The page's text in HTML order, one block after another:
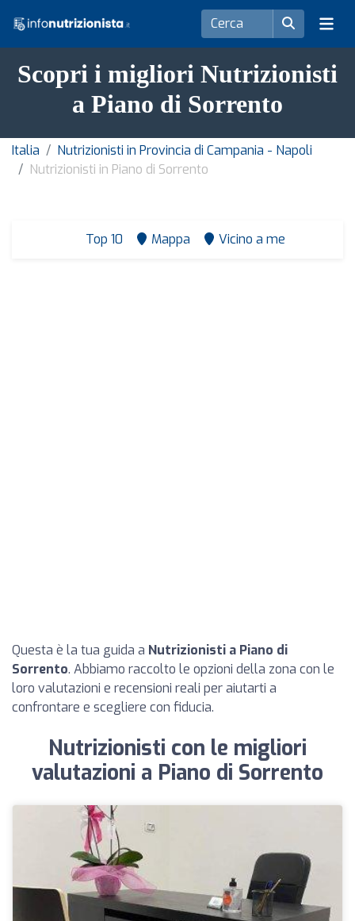
Scopri i migliori Nutrizionisti
a Piano di Sorrento
Italia
Nutrizionisti in Provincia di Campania - Napoli
Nutrizionisti in Piano di Sorrento
Top 10 Mappa Vicino a me
Questa è la tua guida a Nutrizionisti a Piano di
Sorrento. Abbiamo raccolto le opzioni della zona con le
loro valutazioni e recensioni reali per aiutarti a
confrontare e scegliere con fiducia.
Nutrizionisti con le migliori
valutazioni a Piano di Sorrento